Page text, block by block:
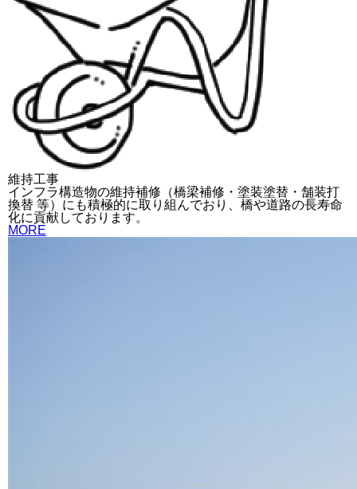
維持工事
インフラ構造物の維持補修（橋梁補修・塗装塗替・舗装打
換替 等）にも積極的に取り組んでおり、橋や道路の長寿命
化に貢献しております。
MORE